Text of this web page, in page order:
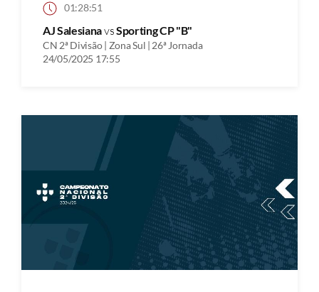
01:28:51
AJ SalesianavsSporting CP "B"
CN 2ª Divisão | Zona Sul | 26ª Jornada
24/05/2025 17:55